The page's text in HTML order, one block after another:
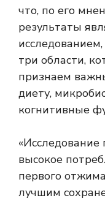
что, по его
результаты
три области,
признаем
диету,
когнитивные
«Исследование
высокое
первого
лучшим